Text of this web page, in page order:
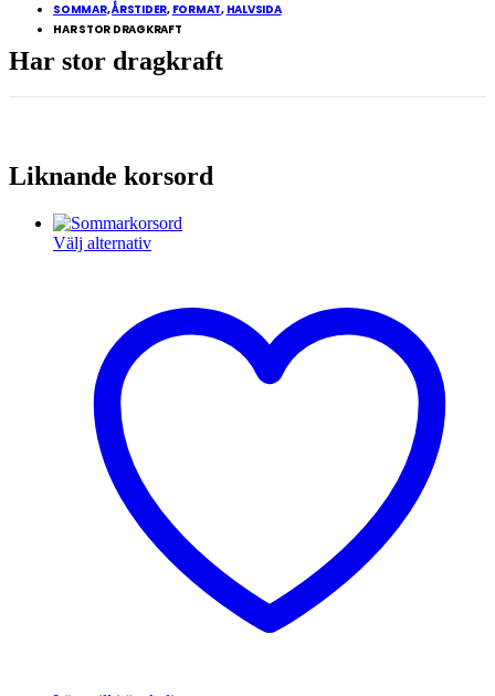
SOMMAR,ÅRSTIDER, FORMAT, HALVSIDA
HAR STOR DRAGKRAFT
Har stor dragkraft
Liknande korsord
Välj alternativDen
flera
varianter.